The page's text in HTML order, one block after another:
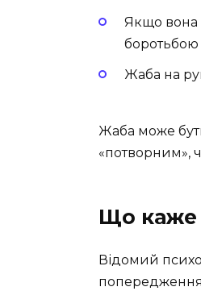
Якщо вона
боротьбою
Жаба на
Жаба може
«потворним»,
Що каже
Відомий